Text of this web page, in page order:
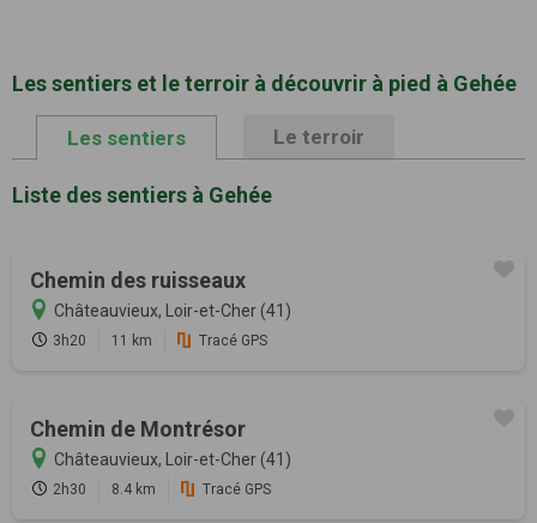
Les sentiers et le terroir à découvrir à pied à Gehée
Les sentiers Le terroir
Liste des sentiers à Gehée
Chemin des ruisseaux
Châteauvieux, Loir-et-Cher (41)
3h20 11 km Tracé GPS
Chemin de Montrésor
Châteauvieux, Loir-et-Cher (41)
2h30 8.4 km Tracé GPS